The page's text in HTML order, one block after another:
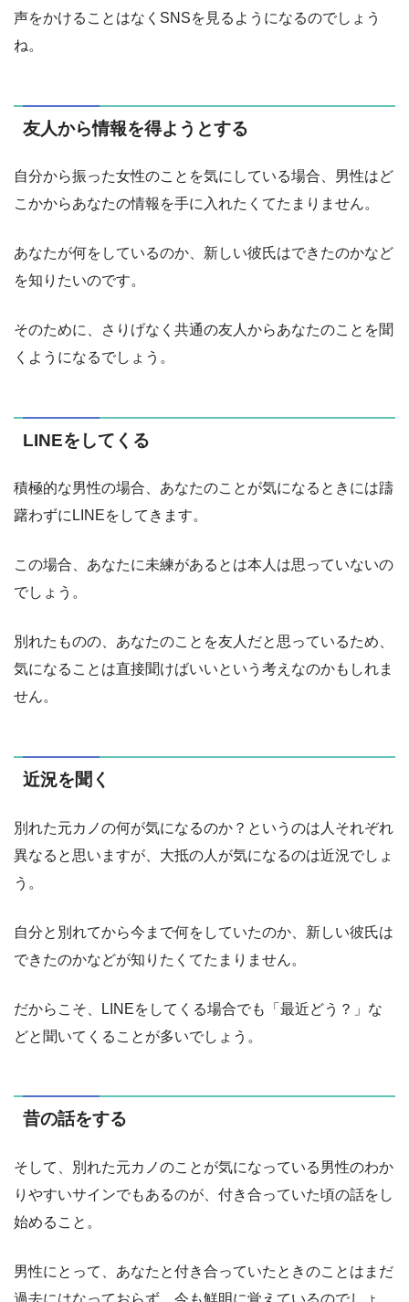
声をかけることはなくSNSを見るようになるのでしょう
ね。
友人から情報を得ようとする
自分から振った女性のことを気にしている場合、男性はど
こかからあなたの情報を手に入れたくてたまりません。
あなたが何をしているのか、新しい彼氏はできたのかなど
を知りたいのです。
そのために、さりげなく共通の友人からあなたのことを聞
くようになるでしょう。
LINEをしてくる
積極的な男性の場合、あなたのことが気になるときには躊
躇わずにLINEをしてきます。
この場合、あなたに未練があるとは本人は思っていないの
でしょう。
別れたものの、あなたのことを友人だと思っているため、
気になることは直接聞けばいいという考えなのかもしれま
せん。
近況を聞く
別れた元カノの何が気になるのか？というのは人それぞれ
異なると思いますが、大抵の人が気になるのは近況でしょ
う。
自分と別れてから今まで何をしていたのか、新しい彼氏は
できたのかなどが知りたくてたまりません。
だからこそ、LINEをしてくる場合でも「最近どう？」な
どと聞いてくることが多いでしょう。
昔の話をする
そして、別れた元カノのことが気になっている男性のわか
りやすいサインでもあるのが、付き合っていた頃の話をし
始めること。
男性にとって、あなたと付き合っていたときのことはまだ
過去にはなっておらず、今も鮮明に覚えているのでしょ